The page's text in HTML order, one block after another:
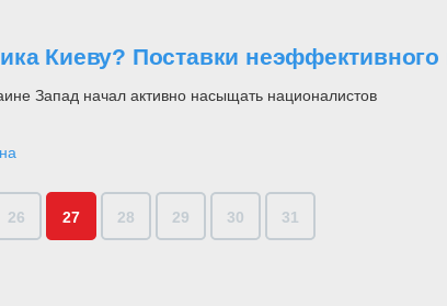
Киеву? Поставки
Запад начал активно насыщать националистов
26 27 28 29 30 31